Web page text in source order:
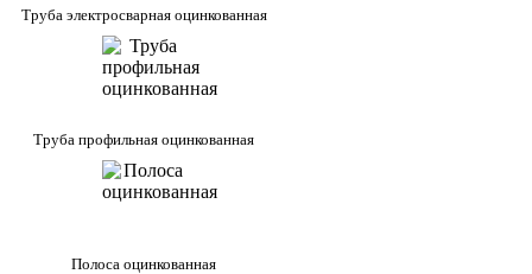
Труба электросварная оцинкованная
Труба профильная оцинкованная
Полоса оцинкованная